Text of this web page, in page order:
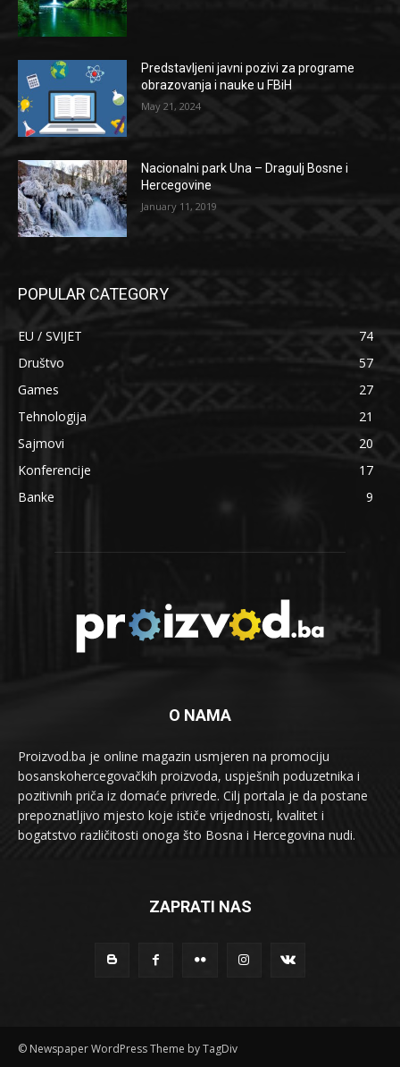
Predstavljeni javni pozivi za programe
obrazovanja i nauke u FBiH
May 21, 2024
Nacionalni park Una – Dragulj Bosne i
Hercegovine
January 11, 2019
POPULAR CATEGORY
EU / SVIJET
74
Društvo
57
Games
27
Tehnologija
21
Sajmovi
20
Konferencije
17
Banke
9
O NAMA
Proizvod.ba je online magazin usmjeren na promociju
bosanskohercegovačkih proizvoda, uspješnih poduzetnika i
pozitivnih priča iz domaće privrede. Cilj portala je da postane
prepoznatljivo mjesto koje ističe vrijednosti, kvalitet i
bogatstvo različitosti onoga što Bosna i Hercegovina nudi.
ZAPRATI NAS
© Newspaper WordPress Theme by TagDiv